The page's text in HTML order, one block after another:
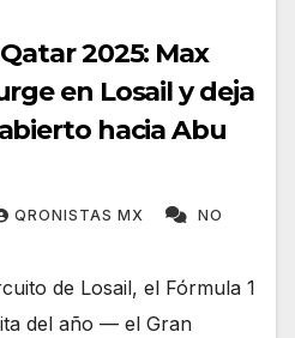
2025: Max
en Losail y deja
hacia Abu
QRONISTAS MX NO
de Losail, el Fórmula 1
del año — el Gran